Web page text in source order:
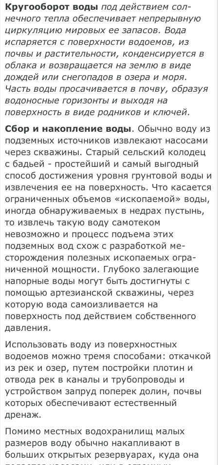
Кругооборот воды под действием сол­
нечного тепла обес­печивает непрерывную
циркуляцию мировых ее запасов. Вода
испаряется с поверхности водоемов, из
почвы и раститель­ности, конденсирует­ся в
облака и воз­вращается на землю в виде
дождей или снегопадов в озера и моря.
Часть воды просачивается в почву, образуя
водоносные горизон­ты и выходя на
поверхность в виде родников и ключей.
Сбор и накопление воды. Обычно воду из
подземных источников извлекают насосами
через скважины. Старый сельский колодец
с бадьей - про­стейший и самый выгодный
способ до­стижения уровня грунтовой воды и
извле­чения ее на поверхность. Что касается
ограниченных объемов «ископаемой» во­ды,
иногда обнаруживаемых в недрах пустынь,
то извлечь такую воду самоте­ком
невозможно и процесс подъема этих
подземных вод схож с разработкой ме­
сторождения полезных ископаемых огра­
ниченной мощности. Глубоко залегаю­щие
напорные воды могут быть достиг­нуты с
помощью артезианской скважины, через
которую вода самоизливается на
поверхность под действием собственного
давления.
Использовать воду из поверхностных
водоемов можно тремя способами: от­качкой
из рек и озер, путем постройки плотин и
отвода рек в каналы и трубо­проводы и
устройством запруд поперек долин, почвы
которых обеспечивают естественный
дренаж.
Помимо местных водохранилищ малых
размеров воду обычно накапливают в
больших открытых резервуарах, куда она